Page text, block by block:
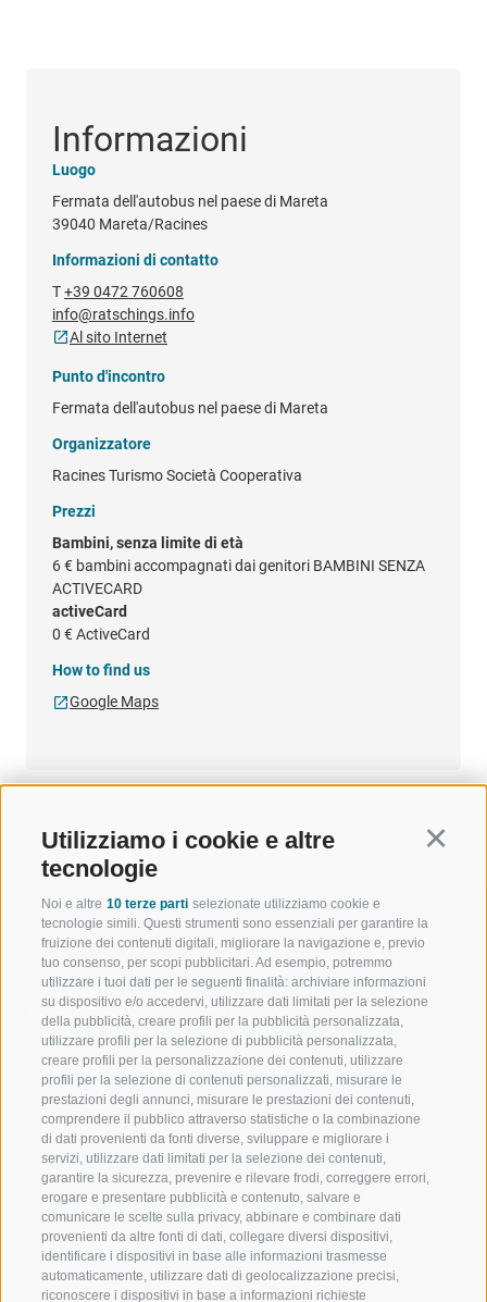
Utilizziamo i cookie e altre
tecnologie
Noi e altre 10 terze parti selezionate utilizziamo cookie e
tecnologie simili. Questi strumenti sono essenziali per garantire la
fruizione dei contenuti digitali, migliorare la navigazione e, previo
tuo consenso, per scopi pubblicitari. Ad esempio, potremmo
utilizzare i tuoi dati per le seguenti finalità: archiviare informazioni
su dispositivo e/o accedervi, utilizzare dati limitati per la selezione
della pubblicità, creare profili per la pubblicità personalizzata,
utilizzare profili per la selezione di pubblicità personalizzata,
creare profili per la personalizzazione dei contenuti, utilizzare
profili per la selezione di contenuti personalizzati, misurare le
prestazioni degli annunci, misurare le prestazioni dei contenuti,
comprendere il pubblico attraverso statistiche o la combinazione
di dati provenienti da fonti diverse, sviluppare e migliorare i
servizi, utilizzare dati limitati per la selezione dei contenuti,
garantire la sicurezza, prevenire e rilevare frodi, correggere errori,
erogare e presentare pubblicità e contenuto, salvare e
comunicare le scelte sulla privacy, abbinare e combinare dati
provenienti da altre fonti di dati, collegare diversi dispositivi,
identificare i dispositivi in base alle informazioni trasmesse
automaticamente, utilizzare dati di geolocalizzazione precisi,
riconoscere i dispositivi in base a informazioni richieste
Informazioni
Luogo
Fermata dell'autobus nel paese di Mareta
39040 Mareta/Racines
Informazioni di contatto
T+39 0472 760608
info@ratschings.info
Al sito Internet
Punto d'incontro
Fermata dell'autobus nel paese di Mareta
Organizzatore
Racines Turismo Società Cooperativa
Prezzi
Bambini, senza limite di età
6 € bambini accompagnati dai genitori BAMBINI SENZA
ACTIVECARD
activeCard
0 € ActiveCard
How to find us
Google Maps
BENVENUTI NELLA REGIONE
TURISTICA DI RACINES
VAL GIOVO
VAL RACINES
VAL RIDANNA
IMPIANTI DI RISALITA
SCUOLA DI SCI RACINES
SPORT E
MOMENTI
SCIARE
ESCURSIONI
ALTA
BIKE
FONDO